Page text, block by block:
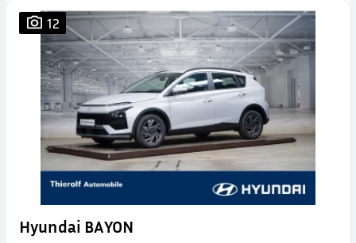
12
Hyundai BAYON